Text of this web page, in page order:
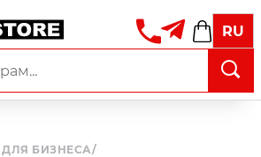
RU
БИЗНЕСА/